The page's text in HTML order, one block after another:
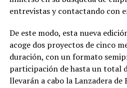
entrevistas y contactando con
De este modo, esta nueva
acoge dos proyectos de cinco
duración, con un formato
participación de hasta un total
llevarán a cabo la Lanzadera de